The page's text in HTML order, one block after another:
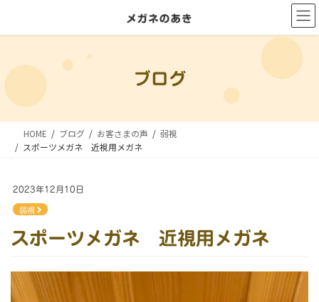
ン
ツ
ー
シ
ブログ
HOME ブログ お客さまの声
弱視
スポーツメガネ 近視用メガネ
2023年12月10日
弱視
スポーツメガネ 近視用メガネ